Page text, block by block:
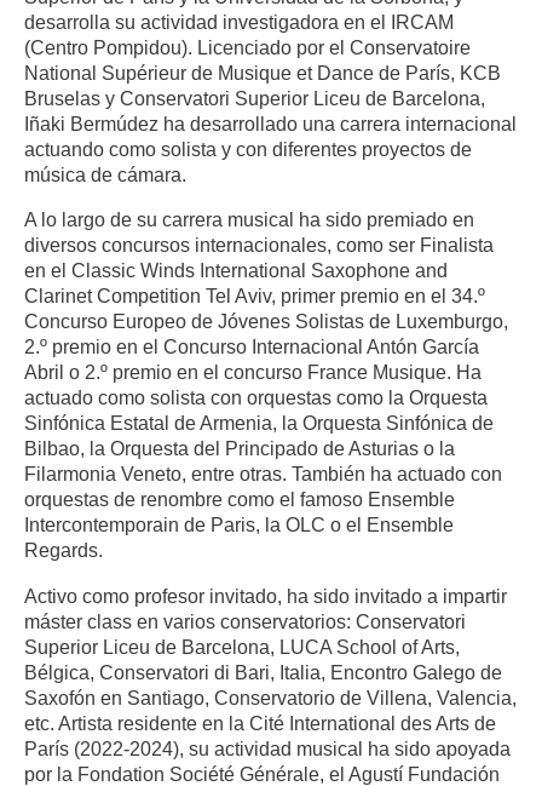
desarrolla su actividad investigadora en el IRCAM
(Centro Pompidou). Licenciado por el Conservatoire
National Supérieur de Musique et Dance de París, KCB
Bruselas y Conservatori Superior Liceu de Barcelona,
Iñaki Bermúdez ha desarrollado una carrera internacional
actuando como solista y con diferentes proyectos de
música de cámara.
A lo largo de su carrera musical ha sido premiado en
diversos concursos internacionales, como ser Finalista
en el Classic Winds International Saxophone and
Clarinet Competition Tel Aviv, primer premio en el 34.º
Concurso Europeo de Jóvenes Solistas de Luxemburgo,
2.º premio en el Concurso Internacional Antón García
Abril o 2.º premio en el concurso France Musique. Ha
actuado como solista con orquestas como la Orquesta
Sinfónica Estatal de Armenia, la Orquesta Sinfónica de
Bilbao, la Orquesta del Principado de Asturias o la
Filarmonia Veneto, entre otras. También ha actuado con
orquestas de renombre como el famoso Ensemble
Intercontemporain de Paris, la OLC o el Ensemble
Regards.
Activo como profesor invitado, ha sido invitado a impartir
máster class en varios conservatorios: Conservatori
Superior Liceu de Barcelona, LUCA School of Arts,
Bélgica, Conservatori di Bari, Italia, Encontro Galego de
Saxofón en Santiago, Conservatorio de Villena, Valencia,
etc. Artista residente en la Cité International des Arts de
París (2022-2024), su actividad musical ha sido apoyada
por la Fondation Société Générale, el Agustí Fundación